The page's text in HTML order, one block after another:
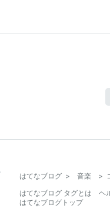
はてなブログ > 音楽 >
はてなブログ タグとは
ヘ
はてなブログトップ